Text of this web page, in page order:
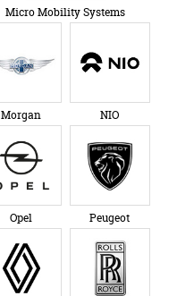
Micro Mobility Systems
Morgan NIO
Opel Peugeot